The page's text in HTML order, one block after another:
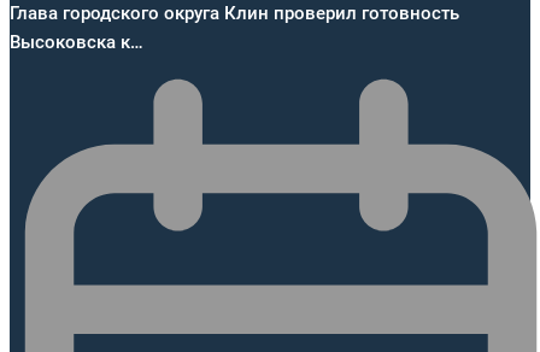
Глава городского округа Клин проверил готовность
Высоковска к…